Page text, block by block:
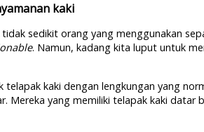
kaki
sedikit orang yang menggunakan
. Namun, kadang kita luput untuk
kaki dengan lengkungan yang
Mereka yang memiliki telapak kaki datar